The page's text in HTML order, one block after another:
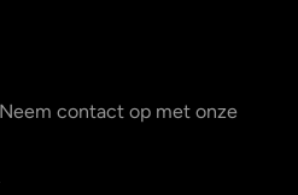
contact op met onze